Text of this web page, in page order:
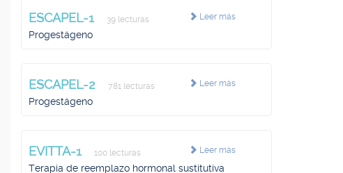
Leer más
ESCAPEL-1 39 lecturas
Progestágeno
Leer más
ESCAPEL-2 781 lecturas
Progestágeno
Leer más
EVITTA-1 100 lecturas
Terapia de reemplazo hormonal sustitutiva